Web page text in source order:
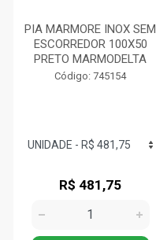
PIA MARMORE INOX SEM
ESCORREDOR 100X50
PRETO MARMODELTA
Código: 745154
R$ 481,75